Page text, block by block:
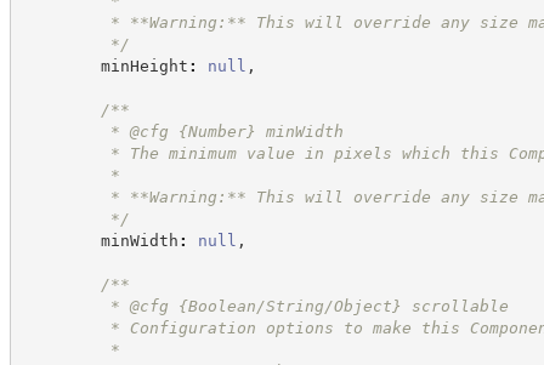
* **Warning:** This will override any size
*/
minHeight : null ,
/**
* @cfg {Number}
minWidth
* The minimum value in pixels which this
*
* **Warning:** This will override any size
*/
minWidth : null ,
/**
* @cfg {Boolean/String/Object} scrollable
* Configuration options to make this
*